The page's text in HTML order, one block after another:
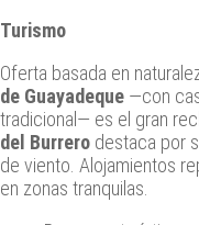
Turismo
Oferta basada en
de Guayadeque —con
tradicional— es el gran
del Burrero destaca por
de viento. Alojamientos
en zonas tranquilas.